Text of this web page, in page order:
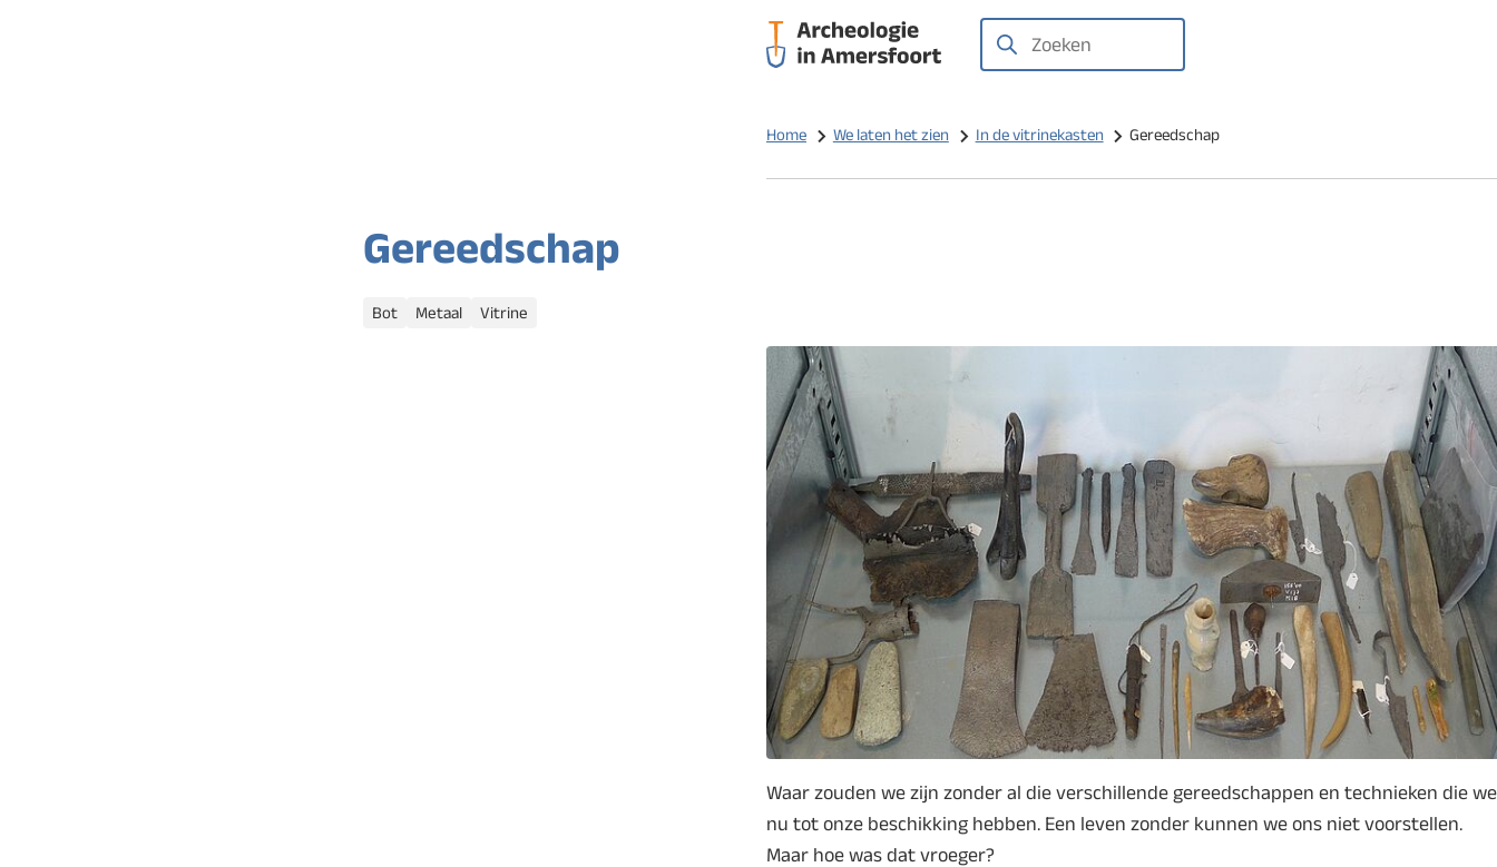
Opgravingen
Zoeken
Home We laten het zien In de vitrinekasten Gereedschap
Gereedschap
Bot
Metaal Vitrine
Waar zouden we zijn zonder al die verschillende gereedschappen en technieken die we
nu tot onze beschikking hebben. Een leven zonder kunnen we ons niet voorstellen.
Maar hoe was dat vroeger?